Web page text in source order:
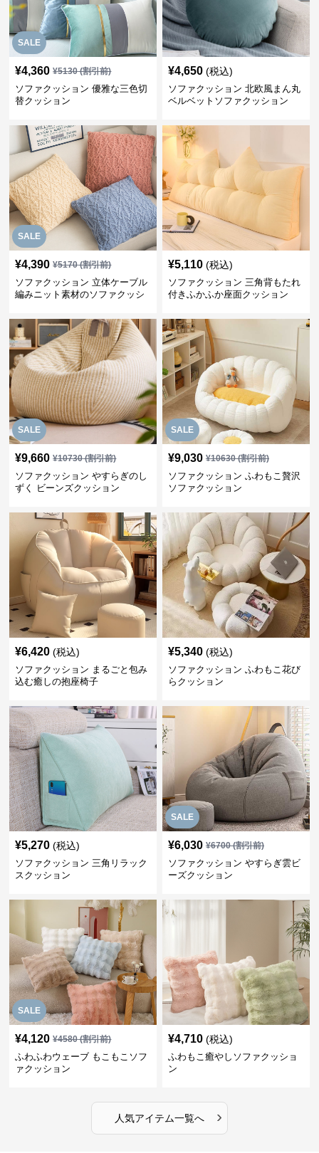
SALE
¥4,360 ¥5130(割引前)
ソファクッション 優雅な三色切
替クッション
¥4,650 (税込)
ソファクッション 北欧風まん丸
ベルベットソファクッション
SALE
¥4,390 ¥5170(割引前)
ソファクッション 立体ケーブル
編みニット素材のソファクッシ
¥5,110 (税込)
ソファクッション 三角背もたれ
付きふかふか座面クッション
SALE
¥9,660 ¥10730(割引前)
ソファクッション やすらぎのし
ずく ビーンズクッション
SALE
¥9,030 ¥10630(割引前)
ソファクッション ふわもこ贅沢
ソファクッション
¥6,420 (税込)
ソファクッション まるごと包み
込む癒しの抱座椅子
¥5,340 (税込)
ソファクッション ふわもこ花び
らクッション
¥5,270 (税込)
ソファクッション 三角リラック
スクッション
SALE
¥6,030 ¥6700(割引前)
ソファクッション やすらぎ雲ビ
ーズクッション
SALE
¥4,120 ¥4580(割引前)
ふわふわウェーブ もこもこソフ
ァクッション
¥4,710 (税込)
ふわもこ癒やしソファクッショ
ン
人気アイテム一覧へ ›